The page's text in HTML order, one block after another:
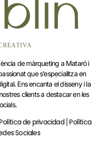
de màrqueting a Mataró i
que s’especialitza en
Ens encanta el disseny i la
clients a destacar en les
de privacidad|Política
Sociales